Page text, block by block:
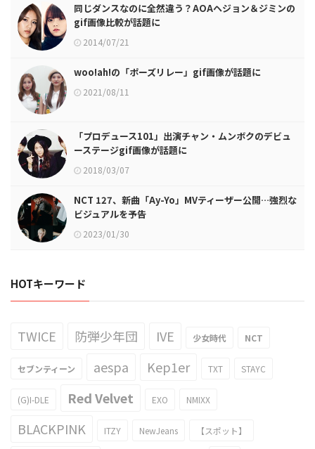
同じダンスなのに全然違う？AOAヘジョン＆ジミンの
gif画像比較が話題に
2014/07/21
woo!ah!の「ポーズリレー」gif画像が話題に
2021/08/11
「プロデュース101」出演チャン・ムンボクのデビュ
ーステージgif画像が話題に
2018/03/07
NCT 127、新曲「Ay-Yo」MVティーザー公開…強烈な
ビジュアルを予告
2023/01/30
HOTキーワード
TWICE 防弾少年団 IVE 少女時代 NCT
セブンティーン aespa Kep1er TXT STAYC
(G)I-DLE Red Velvet EXO NMIXX
BLACKPINK ITZY NewJeans 【スポット】